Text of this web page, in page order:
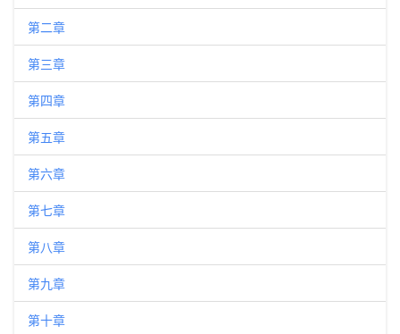
第二章
第三章
第四章
第五章
第六章
第七章
第八章
第九章
第十章